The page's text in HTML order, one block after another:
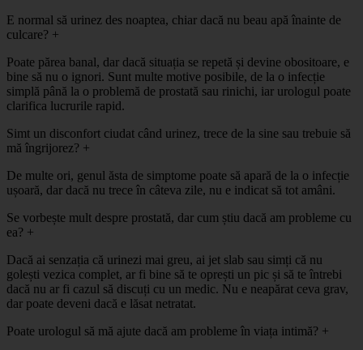
E normal să urinez des noaptea, chiar dacă nu beau apă înainte de
culcare? +
Poate părea banal, dar dacă situația se repetă și devine obositoare, e
bine să nu o ignori. Sunt multe motive posibile, de la o infecție
simplă până la o problemă de prostată sau rinichi, iar urologul poate
clarifica lucrurile rapid.
Simt un disconfort ciudat când urinez, trece de la sine sau trebuie să
mă îngrijorez? +
De multe ori, genul ăsta de simptome poate să apară de la o infecție
ușoară, dar dacă nu trece în câteva zile, nu e indicat să tot amâni.
Se vorbește mult despre prostată, dar cum știu dacă am probleme cu
ea? +
Dacă ai senzația că urinezi mai greu, ai jet slab sau simți că nu
golești vezica complet, ar fi bine să te oprești un pic și să te întrebi
dacă nu ar fi cazul să discuți cu un medic. Nu e neapărat ceva grav,
dar poate deveni dacă e lăsat netratat.
Poate urologul să mă ajute dacă am probleme în viața intimă? +